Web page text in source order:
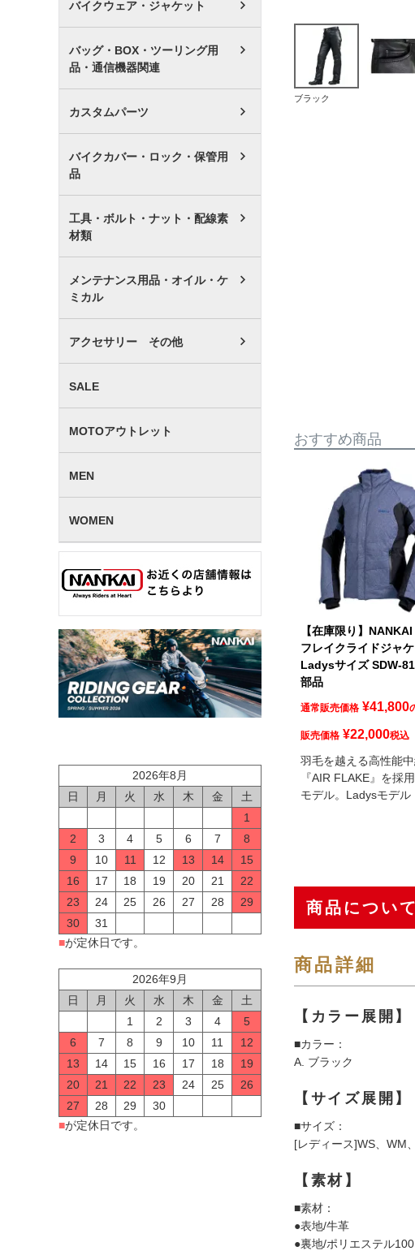
バイクウェア・ジャケット
バッグ・BOX・ツーリング用
品・通信機器関連
カスタムパーツ
バイクカバー・ロック・保管用
品
工具・ボルト・ナット・配線素
材類
メンテナンス用品・オイル・ケ
ミカル
アクセサリー その他
SALE
MOTOアウトレット
MEN
WOMEN
2026年8月
日
月 火 水 木 金
土
1
2
3 4 5 6 7
8
9
10 11 12 13 14
15
16
17 18 19 20 21
22
23
24 25 26 27 28
29
30
31
■が定休日です。
2026年9月
日
月 火 水 木 金
土
1
2 3 4
5
6
7 8 9 10 11
12
13
14 15 16 17 18
19
20
21 22 23 24 25
26
27
28 29
30
■が定休日です。
ブラック
おすすめ商品
【在庫限り】
フレイクライドジャ
Ladysサイズ SDW-
部品
通常販売価格 ¥41,800
販売価格 ¥22,000税込
羽毛を越える高性能
『AIR FLAKE』を採
モデル。Ladysモデル
商品について
商品詳細
【カラー展開】
■カラー：
A. ブラック
【サイズ展開】
■サイズ：
[レディース]WS、WM
【素材】
■素材：
●表地/牛革
●裏地/ポリエステル100